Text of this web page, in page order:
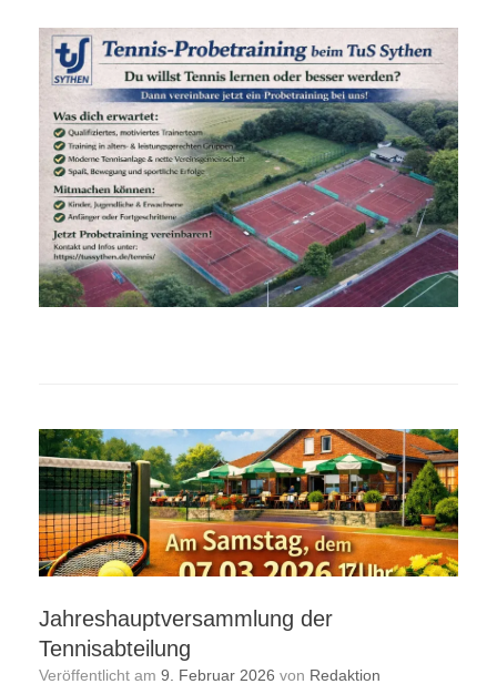
Jahreshauptversammlung der
Tennisabteilung
Veröffentlicht am 9. Februar 2026 von Redaktion